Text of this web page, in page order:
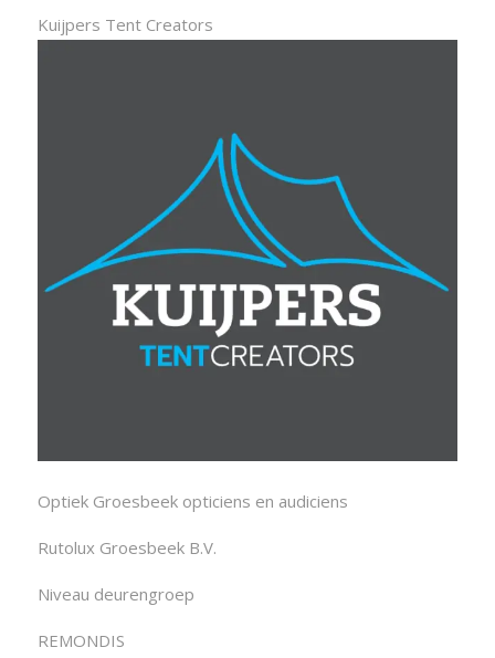
Kuijpers Tent Creators
Optiek Groesbeek opticiens en audiciens
Rutolux Groesbeek B.V.
Niveau deurengroep
REMONDIS